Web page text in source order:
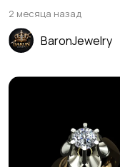
2 месяца назад
BaronJewelry